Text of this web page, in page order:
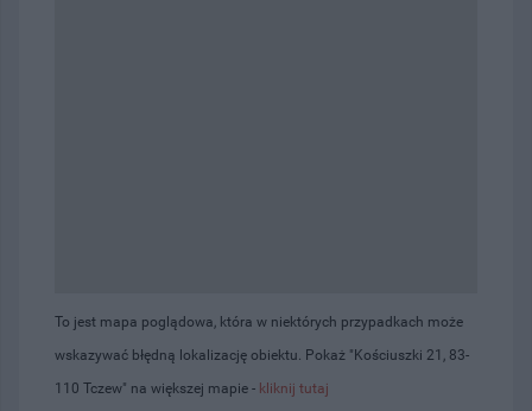
To jest mapa poglądowa, która w niektórych przypadkach może
wskazywać błędną lokalizację obiektu. Pokaż "Kościuszki 21, 83-
110 Tczew" na większej mapie - kliknij tutaj